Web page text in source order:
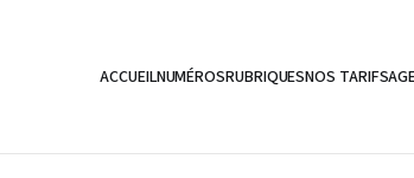
ACCUEILNUMÉROSRUBRIQUESNOS TARIFS